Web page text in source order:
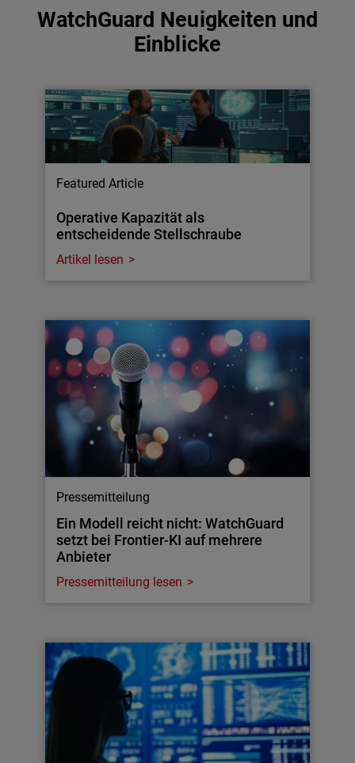
WatchGuard Neuigkeiten und
Einblicke
Featured Article
Operative Kapazität als
entscheidende Stellschraube
Artikel lesen
Pressemitteilung
Ein Modell reicht nicht: WatchGuard
setzt bei Frontier-KI auf mehrere
Anbieter
Pressemitteilung lesen